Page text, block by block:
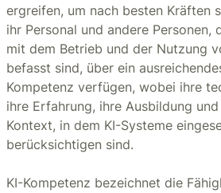
ergreifen, um nach besten Kräften
ihr Personal und andere Personen,
mit dem Betrieb und der Nutzung
befasst sind, über ein
Kompetenz verfügen, wobei ihre
ihre Erfahrung, ihre Ausbildung
Kontext, in dem KI-Systeme
berücksichtigen sind.
KI-Kompetenz bezeichnet die